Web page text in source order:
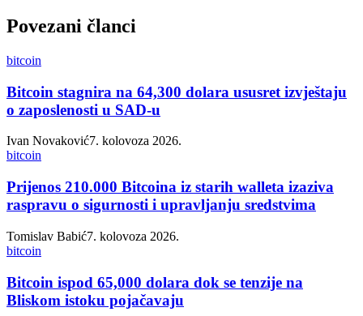
Povezani članci
bitcoin
Bitcoin stagnira na 64,300 dolara ususret izvještaju
o zaposlenosti u SAD-u
Ivan Novaković7. kolovoza 2026.
bitcoin
Prijenos 210.000 Bitcoina iz starih walleta izaziva
raspravu o sigurnosti i upravljanju sredstvima
Tomislav Babić7. kolovoza 2026.
bitcoin
Bitcoin ispod 65,000 dolara dok se tenzije na
Bliskom istoku pojačavaju